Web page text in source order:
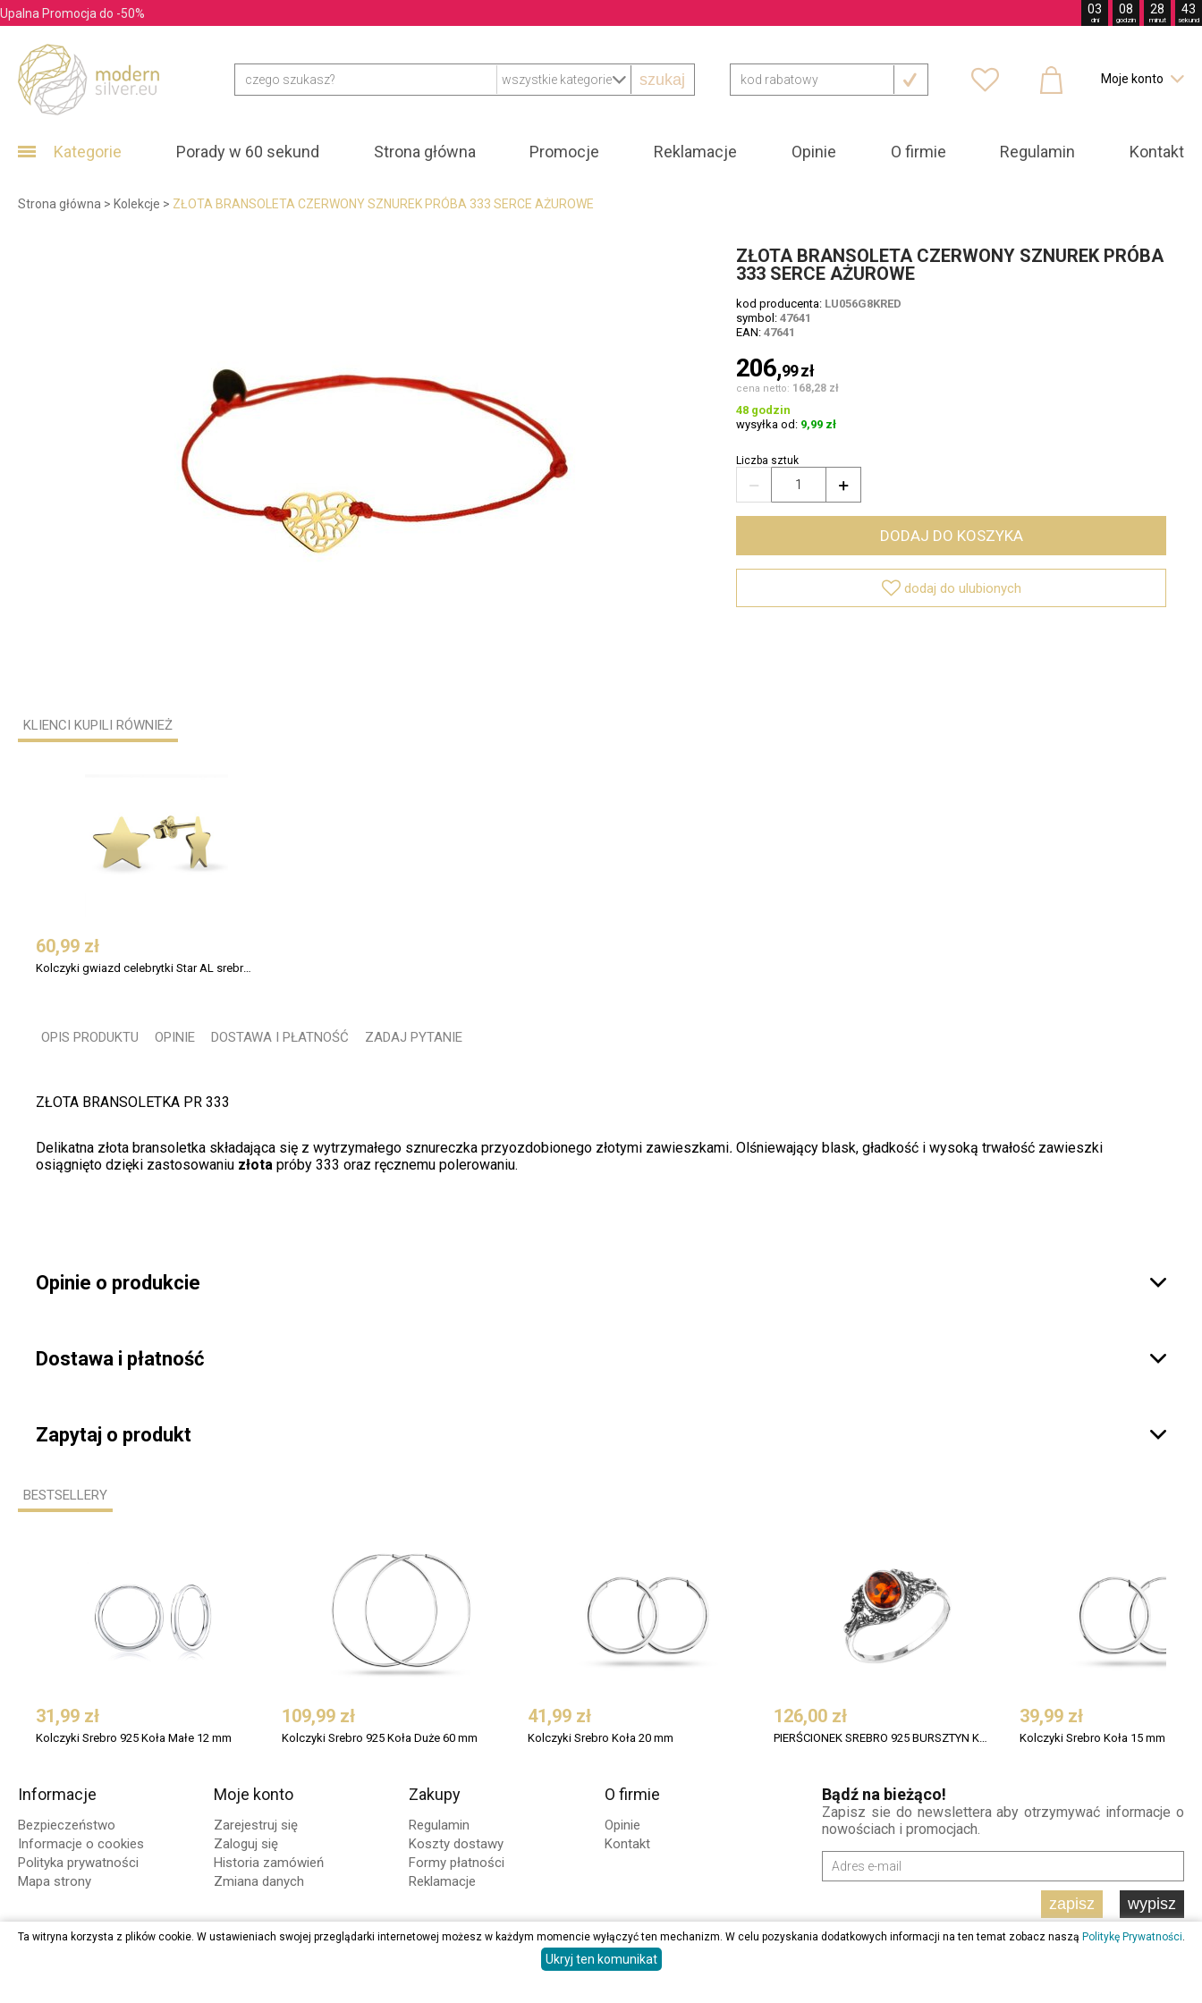
Upalna Promocja do -50% 03
dni
08
godzin
28
minut
42
sekund
szukaj    Moje konto 
Kategorie Porady w 60 sekund Strona główna Promocje Reklamacje Opinie O firmie Regulamin Kontakt
Strona główna > Kolekcje > ZŁOTA BRANSOLETA CZERWONY SZNUREK PRÓBA 333 SERCE AŻUROWE
ZŁOTA BRANSOLETA CZERWONY SZNUREK PRÓBA
333 SERCE AŻUROWE
kod producenta: LU056G8KRED
symbol:47641
EAN:47641
206,99zł
cena netto: 168,28 zł
48 godzin
wysyłka od: 9,99 zł
Liczba sztuk
 
DODAJ DO KOSZYKA
 dodaj do ulubionych
KLIENCI KUPILI RÓWNIEŻ
60,99 zł
Kolczyki gwiazd celebrytki Star AL srebro pozłacane
OPIS PRODUKTU OPINIE DOSTAWA I PŁATNOŚĆ ZADAJ PYTANIE
ZŁOTA BRANSOLETKA PR 333
Delikatna złota bransoletka składająca się z wytrzymałego sznureczka przyozdobionego złotymi zawieszkami. Olśniewający blask, gładkość i wysoką trwałość zawieszki
osiągnięto dzięki zastosowaniu złota próby 333 oraz ręcznemu polerowaniu.
Opinie o produkcie 
Dostawa i płatność 
Zapytaj o produkt 
BESTSELLERY
31,99 zł
Kolczyki Srebro 925 Koła Małe 12 mm
109,99 zł
Kolczyki Srebro 925 Koła Duże 60 mm
41,99 zł
Kolczyki Srebro Koła 20 mm
126,00 zł
PIERŚCIONEK SREBRO 925 BURSZTYN KONIAK OWAL OKSYDOWANY
39,99 zł
Kolczyki Srebro Koła 15 mm
Informacje
Bezpieczeństwo
Informacje o cookies
Polityka prywatności
Mapa strony
Moje konto
Zarejestruj się
Zaloguj się
Historia zamówień
Zmiana danych
Zakupy
Regulamin
Koszty dostawy
Formy płatności
Reklamacje
O firmie
Opinie
Kontakt
Bądź na bieżąco!
Zapisz sie do newslettera aby otrzymywać informacje o
nowościach i promocjach.
zapisz wypisz
Ta witryna korzysta z plików cookie. W ustawieniach swojej przeglądarki internetowej możesz w każdym momencie wyłączyć ten mechanizm. W celu pozyskania dodatkowych informacji na ten temat zobacz naszą Politykę Prywatności.
Ukryj ten komunikat